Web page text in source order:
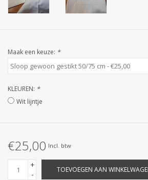
MAATWERK
Jacht en Zeilboten ,
handdoeken
Merken
Maak een keuze: *
KLEUREN: *
Wit lijntje
€25,00 Incl. btw
+
-
TOEVOEGEN AAN